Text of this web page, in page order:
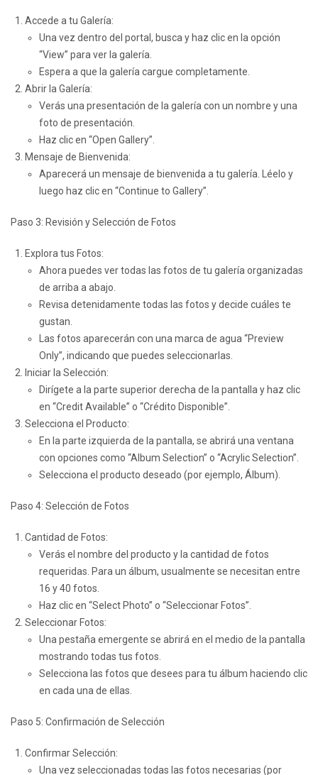
Accede a tu Galería:
Una vez dentro del portal, busca y haz clic en la opción
“View” para ver la galería.
Espera a que la galería cargue completamente.
Abrir la Galería:
Verás una presentación de la galería con un nombre y una
foto de presentación.
Haz clic en “Open Gallery”.
Mensaje de Bienvenida:
Aparecerá un mensaje de bienvenida a tu galería. Léelo y
luego haz clic en “Continue to Gallery”.
Paso 3: Revisión y Selección de Fotos
Explora tus Fotos:
Ahora puedes ver todas las fotos de tu galería organizadas
de arriba a abajo.
Revisa detenidamente todas las fotos y decide cuáles te
gustan.
Las fotos aparecerán con una marca de agua “Preview
Only”, indicando que puedes seleccionarlas.
Iniciar la Selección:
Dirígete a la parte superior derecha de la pantalla y haz clic
en “Credit Available” o “Crédito Disponible”.
Selecciona el Producto:
En la parte izquierda de la pantalla, se abrirá una ventana
con opciones como “Album Selection” o “Acrylic Selection”.
Selecciona el producto deseado (por ejemplo, Álbum).
Paso 4: Selección de Fotos
Cantidad de Fotos:
Verás el nombre del producto y la cantidad de fotos
requeridas. Para un álbum, usualmente se necesitan entre
16 y 40 fotos.
Haz clic en “Select Photo” o “Seleccionar Fotos”.
Seleccionar Fotos:
Una pestaña emergente se abrirá en el medio de la pantalla
mostrando todas tus fotos.
Selecciona las fotos que desees para tu álbum haciendo clic
en cada una de ellas.
Paso 5: Confirmación de Selección
Confirmar Selección:
Una vez seleccionadas todas las fotos necesarias (por